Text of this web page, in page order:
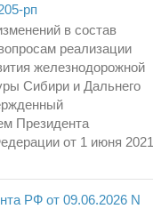
рп
в состав
реализации
железнодорожной
Сибири и Дальнего
Президента
от 1 июня 2021
РФ от 09.06.2026 N